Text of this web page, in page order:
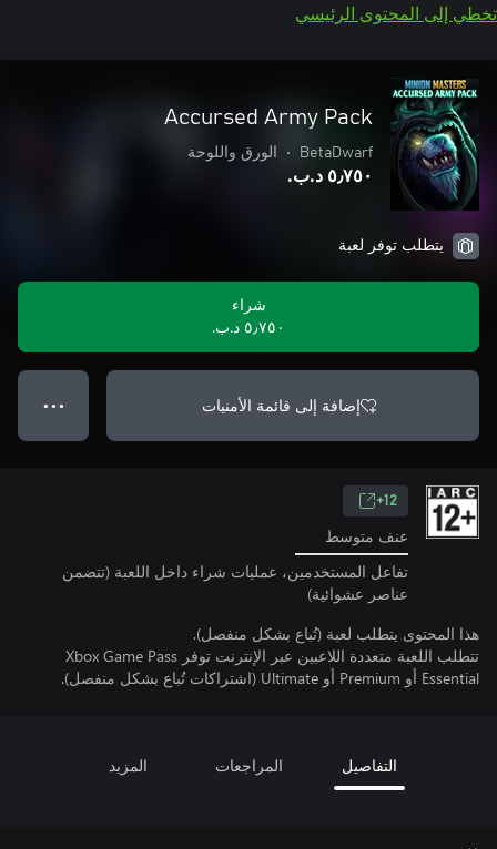
تخطي إلى المحتوى الرئيسي
Accursed Army Pack
BetaDwarf
• الورق واللوحة
٥٫٧٥٠ د.ب.‏
يتطلب توفر لعبة
شراء
٥٫٧٥٠ د.ب.‏
إضافة إلى قائمة الأمنيات ● ● ●
12+
عنف متوسط
تفاعل المستخدمين، عمليات شراء داخل اللعبة (تتضمن
عناصر عشوائية)
هذا المحتوى يتطلب لعبة (تُباع بشكل منفصل).
تتطلب اللعبة متعددة اللاعبين عبر الإنترنت توفر Xbox Game Pass
Essential أو Premium أو Ultimate (اشتراكات تُباع بشكل منفصل).
التفاصيل المراجعات المزيد